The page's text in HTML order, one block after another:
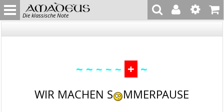
Die klassische Note
~ ~ ~ ~ ~ + ~
WIR MACHEN S MMERPAUSE